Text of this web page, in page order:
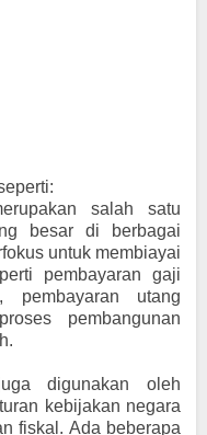
salah satu
besar di berbagai
untuk membiayai
pembayaran gaji
pembayaran utang
pembangunan
digunakan oleh
kebijakan negara
fiskal. Ada beberapa